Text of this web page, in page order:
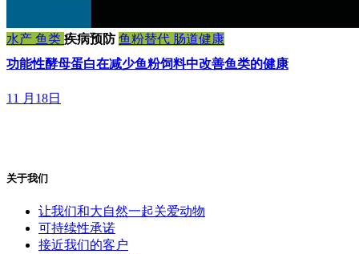
水产 鱼类 疾病预防鱼粉替代 肠道健康
功能性酵母蛋白在减少鱼粉饲料中改善鱼类的健康
11 月18日
关于我们
让我们和大自然一起关爱动物
可持续性承诺
接近我们的客户